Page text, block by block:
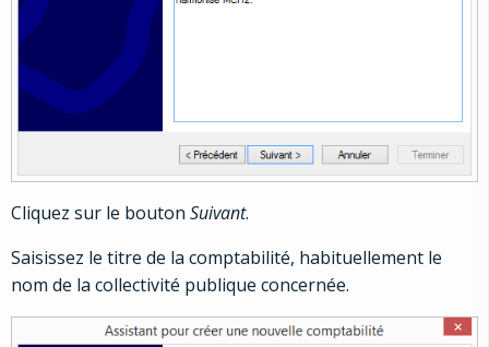
Cliquez sur le bouton Suivant.
Saisissez le titre de la comptabilité, habituellement le
nom de la collectivité publique concernée.